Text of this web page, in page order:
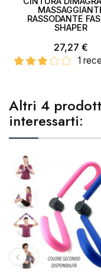
RASSODANTE
SHAPER
27,27 €
1
Altri 4
interessarti: